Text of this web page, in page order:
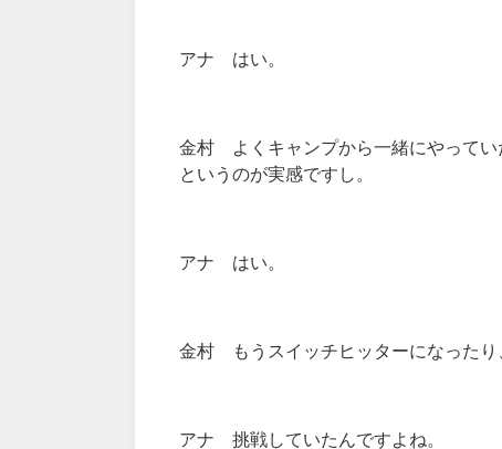
アナ はい。
金村 よくキャンプから一緒にやってい
というのが実感ですし。
アナ はい。
金村 もうスイッチヒッターになったり
アナ 挑戦していたんですよね。